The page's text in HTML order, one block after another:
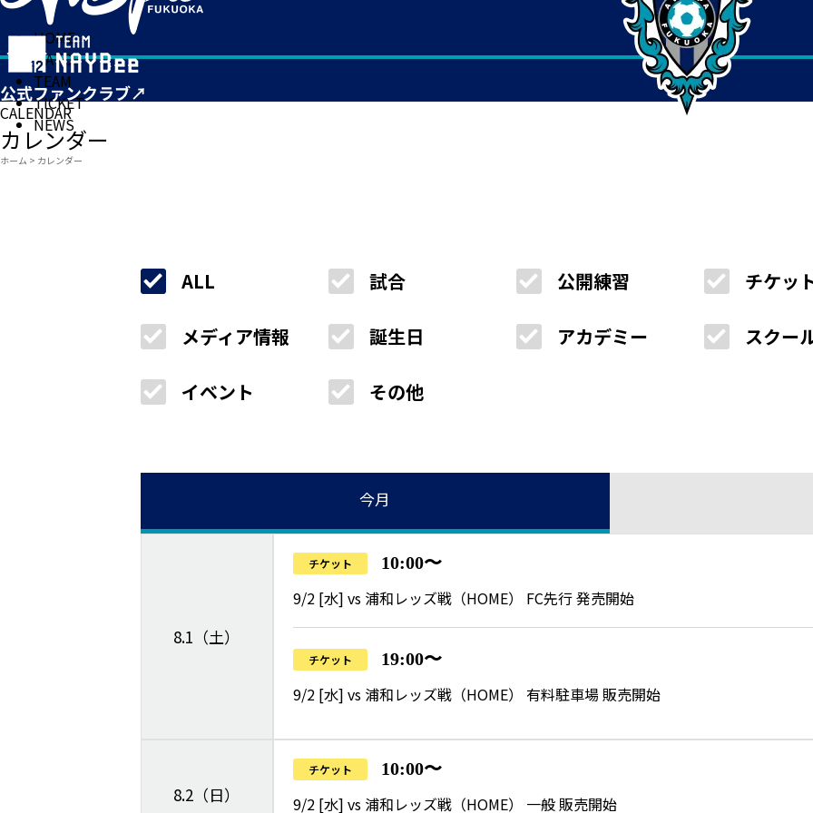
HOME
MATCH
TEAM
TICKET
NEWS
CALENDAR
カレンダー
ホーム > カレンダー
ALL 試合 公開練習 チケッ
メディア情報 誕生日 アカデミー スクー
イベント その他
今月
8.1（土）
チケット 10:00〜
9/2 [水] vs 浦和レッズ戦（HOME） FC先行 発売開始
チケット 19:00〜
9/2 [水] vs 浦和レッズ戦（HOME） 有料駐車場 販売開始
8.2（日）
チケット 10:00〜
9/2 [水] vs 浦和レッズ戦（HOME） 一般 販売開始